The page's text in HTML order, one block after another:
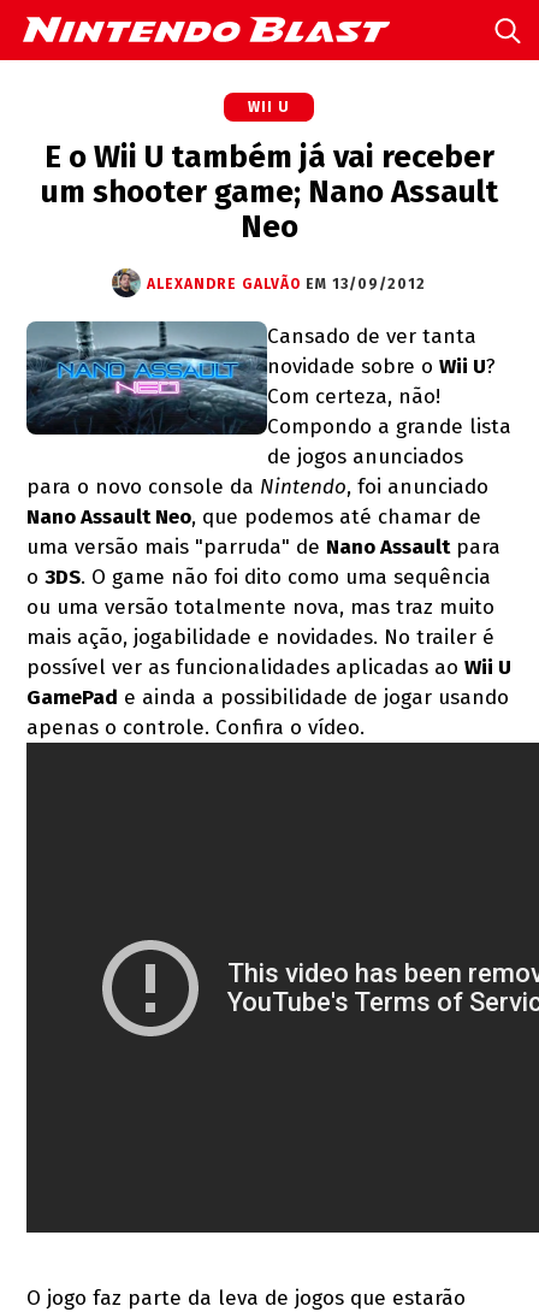
WII U
E o Wii U também já vai receber
um shooter game; Nano Assault
Neo
ALEXANDRE GALVÃO EM 13/09/2012
Cansado de ver tanta
novidade sobre oWii U?
Com certeza, não!
Compondo a grande lista
de jogos anunciados
para o novo console da Nintendo, foi anunciado
Nano Assault Neo, que podemos até chamar de
uma versão mais "parruda" de Nano Assaultpara
o3DS. O game não foi dito como uma sequência
ou uma versão totalmente nova, mas traz muito
mais ação, jogabilidade e novidades. No trailer é
possível ver as funcionalidades aplicadas aoWii U
GamePad e ainda a possibilidade de jogar usando
apenas o controle. Confira o vídeo.
O jogo faz parte da leva de jogos que estarão